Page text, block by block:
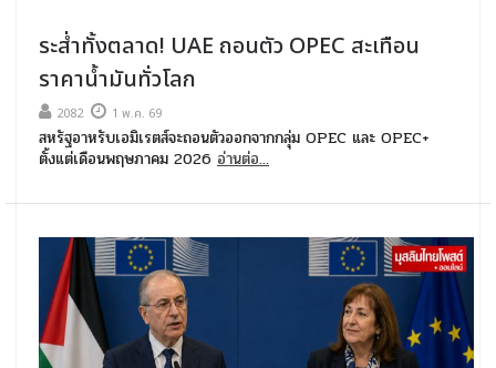
ระส่ำทั้งตลาด! UAE ถอนตัว OPEC สะเทือน
ราคาน้ำมันทั่วโลก
2082 1 พ.ค. 69
สหรัฐอาหรับเอมิเรตส์จะถอนตัวออกจากกลุ่ม OPEC และ OPEC+
ตั้งแต่เดือนพฤษภาคม 2026 อ่านต่อ...